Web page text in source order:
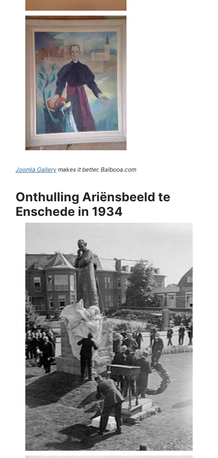
Joomla Gallery makes it better. Balbooa.com
Onthulling Ariënsbeeld te
Enschede in 1934